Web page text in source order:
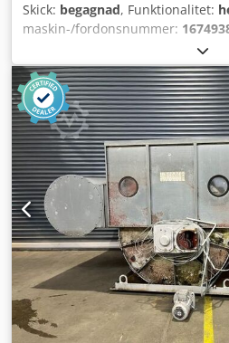
Skick: begagnad, Funktionalitet:
maskin-/fordonsnummer:
begagnade GEA Westfalia
dekanter, tillverkningsår ca 1985.
Maskinnummer: 1674938
Tillverkningsår: ca 1985
med snäckskruv för fast/vätske-
220 mm L/D-förhållande: 2,65
Anslutningsspänning: 3 fas 400
kW Vid frågor eller behov av
välkommen att kontakta oss via